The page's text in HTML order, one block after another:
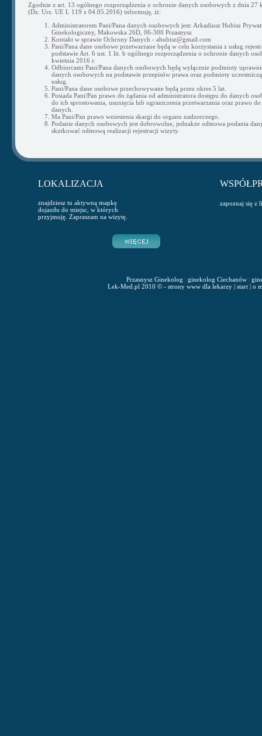
Zgodnie z art. 13 ogólnego rozporządzenia o ochronie danych osobowych z dnia 27
(Dz. Urz. UE L 119 z 04.05.2016) informuję, iż:
Administratorem Pani/Pana danych osobowych jest: Arkadiusz Hubisz
Ginekologiczny, Makowska 26D, 06-300 Przasnysz
Kontakt w sprawie Ochrony Danych - ahubisz@gmail.com
Pani/Pana dane osobowe przetwarzane będą w celu korzystania z usług
podstawie Art. 6 ust. 1 lit. b ogólnego rozporządzenia o ochronie danych
kwietnia 2016 r.
Odbiorcami Pani/Pana danych osobowych będą wyłącznie podmioty
danych osobowych na podstawie przepisów prawa oraz podmioty
usług.
Pani/Pana dane osobowe przechowywane będą przez okres 5 lat.
Posiada Pani/Pan prawo do żądania od administratora dostępu do danych
do ich sprostowania, usunięcia lub ograniczenia przetwarzania oraz prawo do
danych.
Ma Pani/Pan prawo wniesienia skargi do organu nadzorczego.
Podanie danych osobowych jest dobrowolne, jednakże odmowa podania
skutkować odmową realizacji rejestracji wizyty.
LOKALIZACJA
znajdziesz tu aktywną mapkę
dojazdu do miejsc, w których
przyjmuję. Zapraszam na wizytę.
zapoznaj się z
Przasnysz Ginekolog | ginekolog Ciechanów|
Lek-Med.pl 2010 © - strony www dla lekarzy| start| o